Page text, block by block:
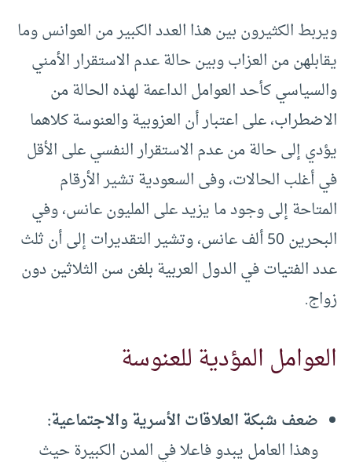
ويربط الكثيرون بين هذا العدد الكبير من العوانس وما
يقابلهن من العزاب وبين حالة عدم الاستقرار الأمني
والسياسي كأحد العوامل الداعمة لهذه الحالة من
الاضطراب، على اعتبار أن العزوبية والعنوسة كلاهما
يؤدي إلى حالة من عدم الاستقرار النفسي على الأقل
في أغلب الحالات، وفى السعودية تشير الأرقام
المتاحة إلى وجود ما يزيد على المليون عانس، وفي
البحرين 50 ألف عانس، وتشير التقديرات إلى أن ثلث
عدد الفتيات في الدول العربية بلغن سن الثلاثين دون
زواج.
العوامل المؤدية للعنوسة
ضعف شبكة العلاقات الأسرية والاجتماعية:
وهذا العامل يبدو فاعلا في المدن الكبيرة حيث